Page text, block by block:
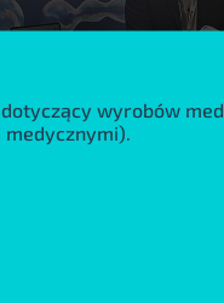
wyrobów